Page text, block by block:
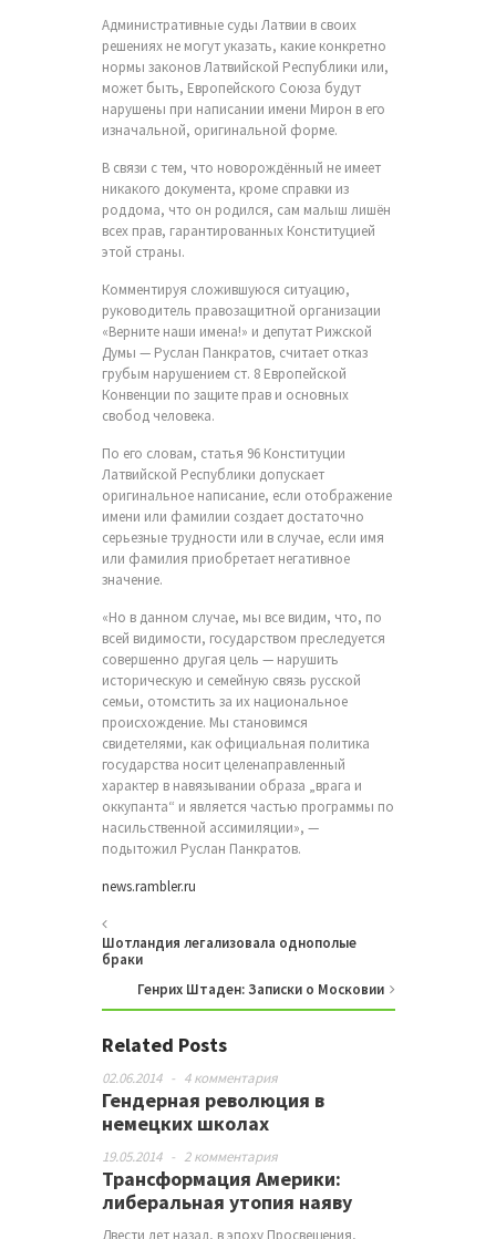
Административные суды Латвии в своих
решениях не могут указать, какие конкретно
нормы законов Латвийской Республики или,
может быть, Европейского Союза будут
нарушены при написании имени Мирон в его
изначальной, оригинальной форме.
В связи с тем, что новорождённый не имеет
никакого документа, кроме справки из
роддома, что он родился, сам малыш лишён
всех прав, гарантированных Конституцией
этой страны.
Комментируя сложившуюся ситуацию,
руководитель правозащитной организации
«Верните наши имена!» и депутат Рижской
Думы — Руслан Панкратов, считает отказ
грубым нарушением ст. 8 Европейской
Конвенции по защите прав и основных
свобод человека.
По его словам, статья 96 Конституции
Латвийской Республики допускает
оригинальное написание, если отображение
имени или фамилии создает достаточно
серьезные трудности или в случае, если имя
или фамилия приобретает негативное
значение.
«Но в данном случае, мы все видим, что, по
всей видимости, государством преследуется
совершенно другая цель — нарушить
историческую и семейную связь русской
семьи, отомстить за их национальное
происхождение. Мы становимся
свидетелями, как официальная политика
государства носит целенаправленный
характер в навязывании образа „врага и
оккупанта“ и является частью программы по
насильственной ассимиляции», —
подытожил Руслан Панкратов.
news.rambler.ru
Шотландия легализовала однополые
браки
Генрих Штаден: Записки о Московии
Related Posts
02.06.2014 - 4 комментария
Гендерная революция в
немецких школах
19.05.2014 - 2 комментария
Трансформация Америки:
либеральная утопия наяву
Двести лет назад, в эпоху Просвещения,